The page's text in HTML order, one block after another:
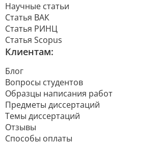
Научные статьи
Статья ВАК
Статья РИНЦ
Статья Scopus
Клиентам:
Блог
Вопросы студентов
Образцы написания работ
Предметы диссертаций
Темы диссертаций
Отзывы
Способы оплаты